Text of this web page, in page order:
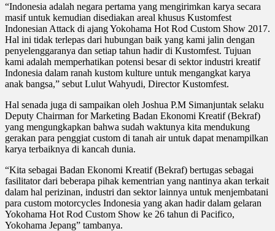
“Indonesia adalah negara pertama yang mengirimkan karya secara
masif untuk kemudian disediakan areal khusus Kustomfest
Indonesian Attack di ajang Yokohama Hot Rod Custom Show 2017.
Hal ini tidak terlepas dari hubungan baik yang kami jalin dengan
penyelenggaranya dan setiap tahun hadir di Kustomfest. Tujuan
kami adalah memperhatikan potensi besar di sektor industri kreatif
Indonesia dalam ranah kustom kulture untuk mengangkat karya
anak bangsa,” sebut Lulut Wahyudi, Director Kustomfest.
Hal senada juga di sampaikan oleh Joshua P.M Simanjuntak selaku
Deputy Chairman for Marketing Badan Ekonomi Kreatif (Bekraf)
yang mengungkapkan bahwa sudah waktunya kita mendukung
gerakan para penggiat custom di tanah air untuk dapat menampilkan
karya terbaiknya di kancah dunia.
“Kita sebagai Badan Ekonomi Kreatif (Bekraf) bertugas sebagai
fasilitator dari beberapa pihak kementrian yang nantinya akan terkait
dalam hal perizinan, industri dan sektor lainnya untuk menjembatani
para custom motorcycles Indonesia yang akan hadir dalam gelaran
Yokohama Hot Rod Custom Show ke 26 tahun di Pacifico,
Yokohama Jepang” tambanya.